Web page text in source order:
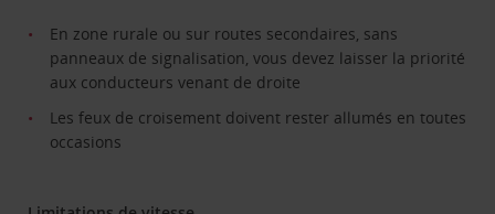
En zone rurale ou sur routes secondaires, sans
panneaux de signalisation, vous devez laisser la priorité
aux conducteurs venant de droite
Les feux de croisement doivent rester allumés en toutes
occasions